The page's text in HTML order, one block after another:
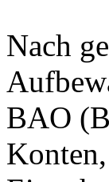
Nach
BAO